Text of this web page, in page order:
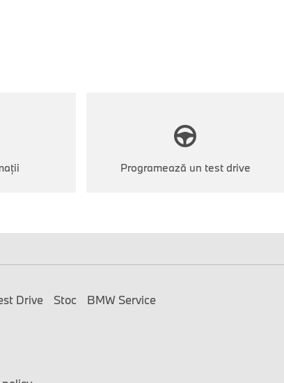
Programează un test drive
Drive Stoc
BMW Service